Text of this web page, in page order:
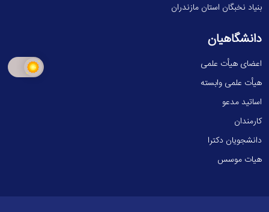
بنیاد نخبگان استان مازندران
دانشگاهیان
اعضای هیأت علمی
هیأت علمی وابسته
اساتید مدعو
کارمندان
دانشجویان دکترا
هیات موسس